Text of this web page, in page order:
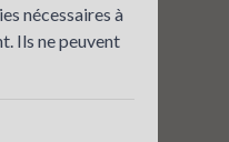
nécessaires à
Ils ne peuvent